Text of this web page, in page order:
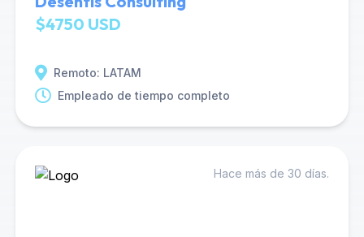
$4750 USD
Remoto: LATAM
Empleado de tiempo completo
Hace más de 30 días.